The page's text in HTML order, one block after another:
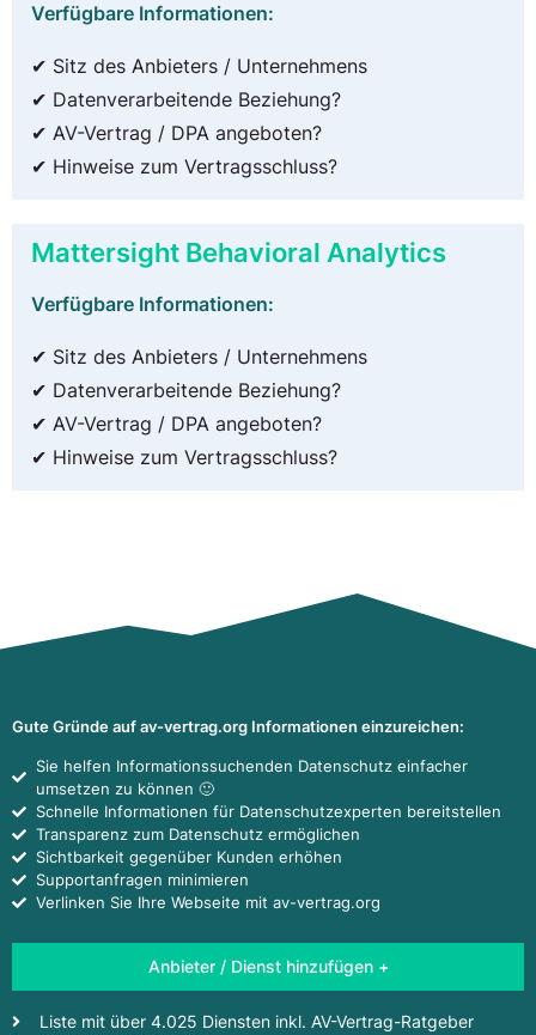
Verfügbare Informationen:
✔ Sitz des Anbieters / Unternehmens
✔ Datenverarbeitende Beziehung?
✔ AV-Vertrag / DPA angeboten?
✔ Hinweise zum Vertragsschluss?
Mattersight Behavioral Analytics
Verfügbare Informationen:
✔ Sitz des Anbieters / Unternehmens
✔ Datenverarbeitende Beziehung?
✔ AV-Vertrag / DPA angeboten?
✔ Hinweise zum Vertragsschluss?
Gute Gründe auf av-vertrag.org Informationen einzureichen:
Sie helfen Informationssuchenden Datenschutz einfacher
umsetzen zu können 🙂
Schnelle Informationen für Datenschutzexperten bereitstellen
Transparenz zum Datenschutz ermöglichen
Sichtbarkeit gegenüber Kunden erhöhen
Supportanfragen minimieren
Verlinken Sie Ihre Webseite mit av-vertrag.org
Anbieter / Dienst hinzufügen +
Liste mit über 4.025 Diensten inkl. AV-Vertrag-Ratgeber